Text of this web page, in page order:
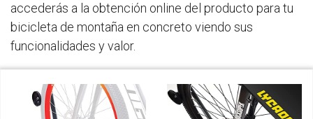
accederás a la obtención online del producto para tu
bicicleta de montaña en concreto viendo sus
funcionalidades y valor.